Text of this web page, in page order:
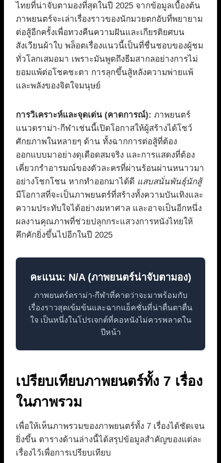
ไทยที่น่าจับตามองที่สุดในปี 2025 จากข้อมูลเบื้องต้น
ภาพยนตร์จะเล่าเรื่องราวของนักมวยตกอับที่พยายาม
ต่อสู้อีกครั้งเพื่อทวงคืนความฝันและเกียรติยศบน
สังเวียนผ้าใบ พล็อตเรื่องแนวนี้เป็นที่ชื่นชอบของผู้ชม
ทั่วโลกเสมอมา เพราะมันพูดถึงธีมสากลอย่างการไม่
ยอมแพ้ต่อโชคชะตา การลุกขึ้นสู้หลังความพ่ายแพ้
และพลังของจิตใจมนุษย์
การวิเคราะห์และจุดเด่น (คาดการณ์): ภาพยนตร์
แนวดราม่า-กีฬาเช่นนี้เปิดโอกาสให้ผู้สร้างได้โชว์
ศักยภาพในหลายๆ ด้าน ทั้งฉากการต่อสู้ที่ต้อง
ออกแบบมาอย่างดุเดือดสมจริง และการแสดงที่ต้อง
เคี่ยวกรำอารมณ์ของตัวละครที่ผ่านร้อนผ่านหนาวมา
อย่างโชกโชน หากทำออกมาได้ดี แสบสนั่นพันธุ์นักสู้
มีโอกาสที่จะเป็นภาพยนตร์ที่สร้างทั้งความบันเทิงและ
ความประทับใจได้อย่างมหาศาล และอาจเป็นอีกหนึ่ง
ผลงานคุณภาพที่ช่วยปลุกกระแสวงการหนังไทยให้
คึกคักยิ่งขึ้นไปอีกในปี 2025
คะแนน: N/A (ภาพยนตร์น่าจับตามอง)
ภาพยนตร์ดราม่า-กีฬาที่คาดว่าจะมาพร้อมกับ
เรื่องราวสุดเข้มข้นและฉากแอ็คชั่นที่น่าตื่นตาตื่น
ใจ เป็นหนึ่งในโปรเจกต์ที่คอหนังไม่ควรพลาดใน
ปีหน้า
เปรียบเทียบภาพยนตร์ทั้ง 7 เรื่อง
ในภาพรวม
เพื่อให้เห็นภาพรวมของภาพยนตร์ทั้ง 7 เรื่องได้ชัดเจน
ยิ่งขึ้น ตารางด้านล่างนี้ได้สรุปข้อมูลสำคัญของแต่ละ
เรื่องไว้เพื่อการเปรียบเทียบ